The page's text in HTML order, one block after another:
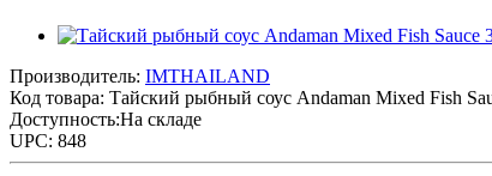
Производитель: IMTHAILAND
Код товара: Тайский рыбный соус Andaman Mixed Fish
Доступность:На складе
UPC: 848